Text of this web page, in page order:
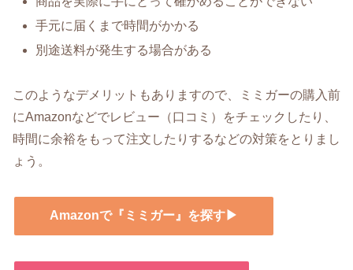
手元に届くまで時間がかかる
別途送料が発生する場合がある
このようなデメリットもありますので、ミミガーの購入前
にAmazonなどでレビュー（口コミ）をチェックしたり、
時間に余裕をもって注文したりするなどの対策をとりまし
ょう。
Amazonで『ミミガー』を探す▶